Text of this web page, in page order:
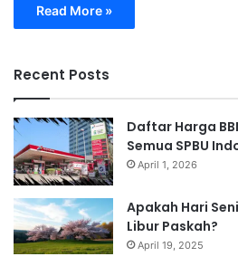
Read More »
Recent Posts
Daftar Harga
Semua SPBU
April 1, 2026
Apakah Hari
Libur Paskah?
April 19, 2025